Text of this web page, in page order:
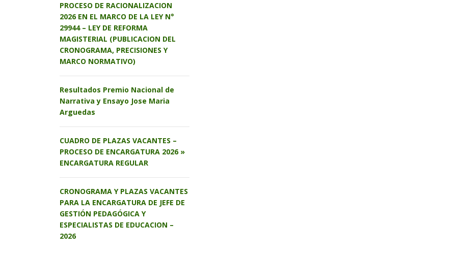
PROCESO DE RACIONALIZACION
2026 EN EL MARCO DE LA LEY N°
29944 – LEY DE REFORMA
MAGISTERIAL (PUBLICACION DEL
CRONOGRAMA, PRECISIONES Y
MARCO NORMATIVO)
Resultados Premio Nacional de
Narrativa y Ensayo Jose Maria
Arguedas
CUADRO DE PLAZAS VACANTES –
PROCESO DE ENCARGATURA 2026 »
ENCARGATURA REGULAR
CRONOGRAMA Y PLAZAS VACANTES
PARA LA ENCARGATURA DE JEFE DE
GESTIÓN PEDAGÓGICA Y
ESPECIALISTAS DE EDUCACION –
2026